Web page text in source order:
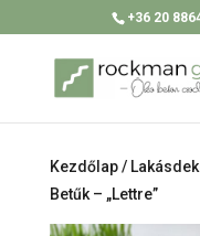
+36 20
Kezdőlap/
Betűk – „Lettre”